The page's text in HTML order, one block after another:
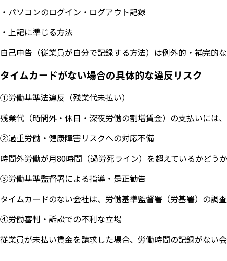
・パソコンのログイン・ログアウト記録
・上記に準じる方法
自己申告（従業員が自分で記録する方法）は例外的・補完的
タイムカードがない場合の具体的な違反リスク
①労働基準法違反（残業代未払い）
残業代（時間外・休日・深夜労働の割増賃金）の支払いには
②過重労働・健康障害リスクへの対応不備
時間外労働が月80時間（過労死ライン）を超えているかどう
③労働基準監督署による指導・是正勧告
タイムカードのない会社は、労働基準監督署（労基署）の調
④労働審判・訴訟での不利な立場
従業員が未払い賃金を請求した場合、労働時間の記録がない